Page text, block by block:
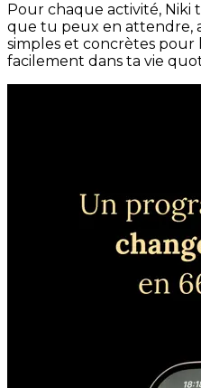
Pour chaque activité, Niki
que tu peux en attendre,
simples et concrètes pour
facilement dans ta vie